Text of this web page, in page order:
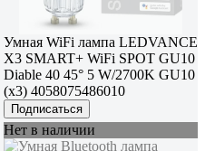
Умная WiFi лампа LEDVANCE
Х3 SMART+ WiFi SPOT GU10
Diable 40 45° 5 W/2700K GU10
(x3) 4058075486010
Подписаться
Нет в наличии